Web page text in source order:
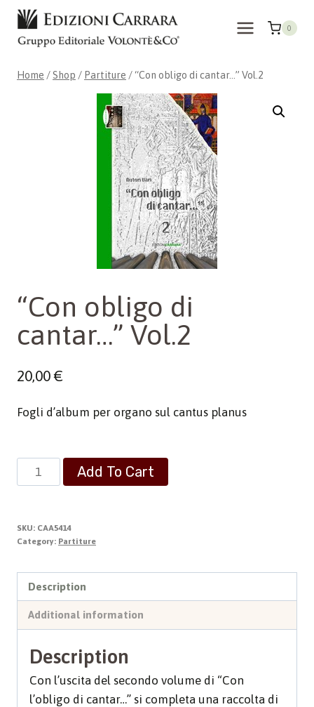
Skip
content
0
Home / Shop / Partiture / “Con obligo di cantar…” Vol.2
“Con obligo di
cantar…” Vol.2
20,00€
Fogli d’album per organo sul cantus planus
"Con
obligo
cantar..."
Vol.2
Add To Cart
SKU: CAA5414
Category: Partiture
Description
Additional information
Description
Con l’uscita del secondo volume di “Con
l’obligo di cantar…” si completa una raccolta di